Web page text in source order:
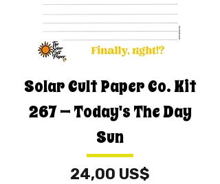
Solar Cult Paper Co. Kit
267 — Today's The Day
Sun
Cena
24,00 US$